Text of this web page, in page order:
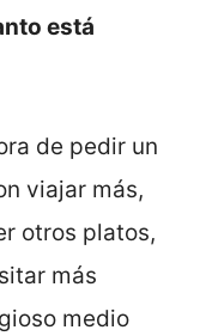
está
de pedir un
viajar más,
otros platos,
más
medio